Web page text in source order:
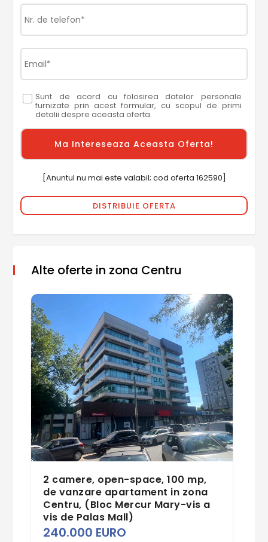
Sunt de acord cu folosirea datelor personale
furnizate prin acest formular, cu scopul de primi
detalii despre aceasta oferta.
[Anuntul nu mai este valabil; cod oferta 162590]
DISTRIBUIE OFERTA
Alte oferte in zona Centru
2 camere, open-space, 100 mp,
de vanzare apartament in zona
Centru, (Bloc Mercur Mary-vis a
vis de Palas Mall)
240.000 EURO